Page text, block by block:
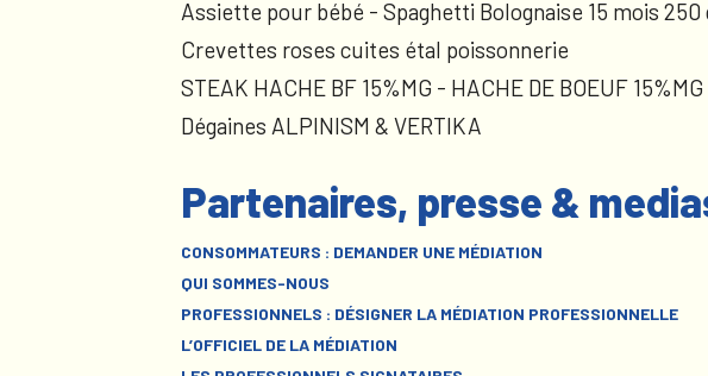
Assiette pour bébé - Spaghetti Bolognaise 15 mois 250
Crevettes roses cuites étal poissonnerie
STEAK HACHE BF 15%MG - HACHE DE BOEUF 15%MG
Dégaines ALPINISM & VERTIKA
Partenaires, presse &
CONSOMMATEURS : DEMANDER UNE MÉDIATION
QUI SOMMES-NOUS
PROFESSIONNELS : DÉSIGNER LA MÉDIATION PROFESSIONNELLE
L’OFFICIEL DE LA MÉDIATION